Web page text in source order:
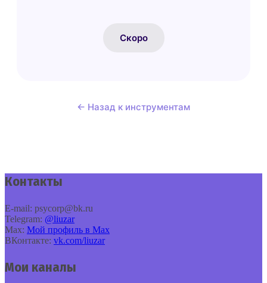
Скоро
← Назад к инструментам
Контакты
E‑mail: psycorp@bk.ru
Telegram: @liuzar
Max: Мой профиль в Max
ВКонтакте: vk.com/liuzar
Мои каналы